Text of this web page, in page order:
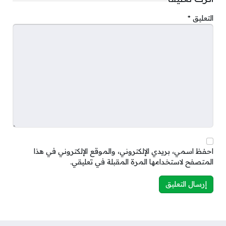
التعليق *
احفظ اسمي، بريدي الإلكتروني، والموقع الإلكتروني في هذا
المتصفح لاستخدامها المرة المقبلة في تعليقي.